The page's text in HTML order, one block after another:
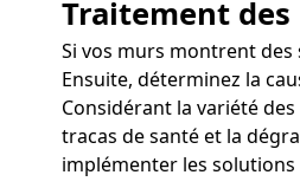
Traitement
Si vos murs montrent des
Ensuite, déterminez la
Considérant la variété
tracas de santé et la
implémenter les